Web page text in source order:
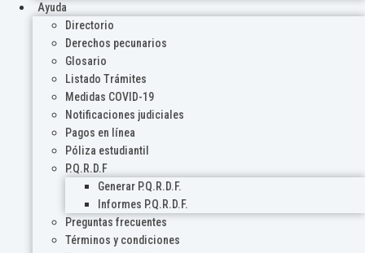
Ayuda
Directorio
Derechos pecunarios
Glosario
Listado Trámites
Medidas COVID-19
Notificaciones judiciales
Pagos en línea
Póliza estudiantil
P.Q.R.D.F
Generar P.Q.R.D.F.
Informes P.Q.R.D.F.
Preguntas frecuentes
Términos y condiciones